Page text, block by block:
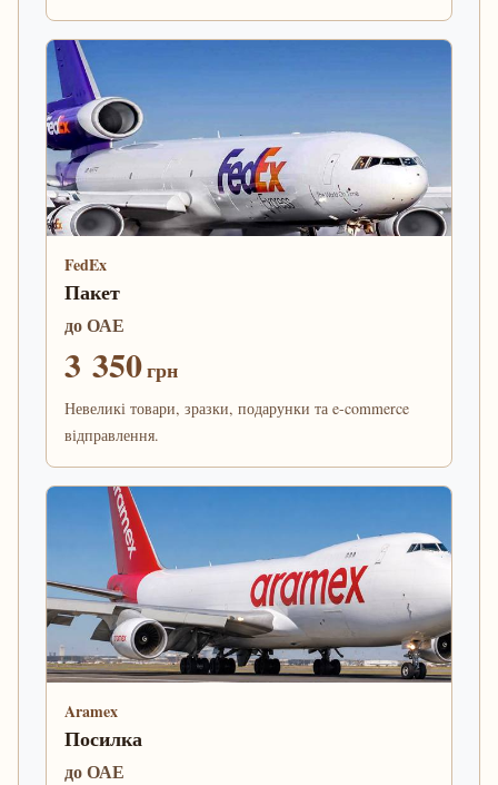
FedEx
Пакет
до ОАЕ
3 350грн
Невеликі товари, зразки, подарунки та e-commerce
відправлення.
Aramex
Посилка
до ОАЕ